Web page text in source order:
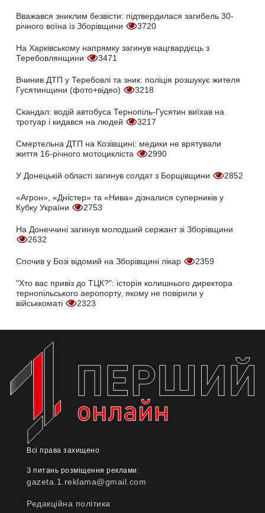
Вважався зниклим безвісти: підтвердилася загибель 30-
річного воїна із Зборівщини
3720
На Харківському напрямку загинув нацгвардієць з
Теребовлянщини
3471
Вчинив ДТП у Теребовлі та зник: поліція розшукує жителя
Гусятинщини (фото+відео)
3218
Скандал: водій автобуса Тернопіль-Гусятин виїхав на
тротуар і кидався на людей
3217
Смертельна ДТП на Козівщині: медики не врятували
життя 16-річного мотоцикліста
2990
У Донецькій області загинув солдат з Борщівщини 2852
«Агрон», «Дністер» та «Нива» дізналися суперників у
Кубку України
2753
На Донеччині загинув молодший сержант зі Зборівщини
2632
Спочив у Бозі відомий на Зборівщині лікар 2359
"Хто вас привіз до ТЦК?": історія колишнього директора
тернопільського аеропорту, якому не повірили у
військкоматі
2323
Всі права захищено
З питань розміщення реклами:
gazeta.1.reklama@gmail.com
Редакційна політика